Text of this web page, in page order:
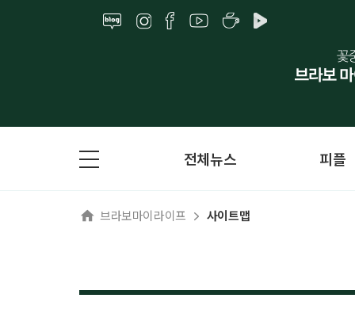
전체뉴스 피플
브라보마이라이프 사이트맵